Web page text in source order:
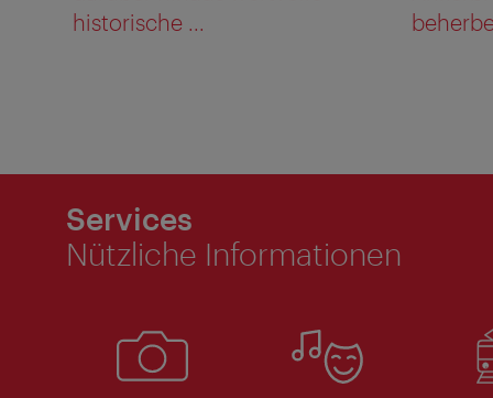
historische ...
Services
Nützliche Informationen